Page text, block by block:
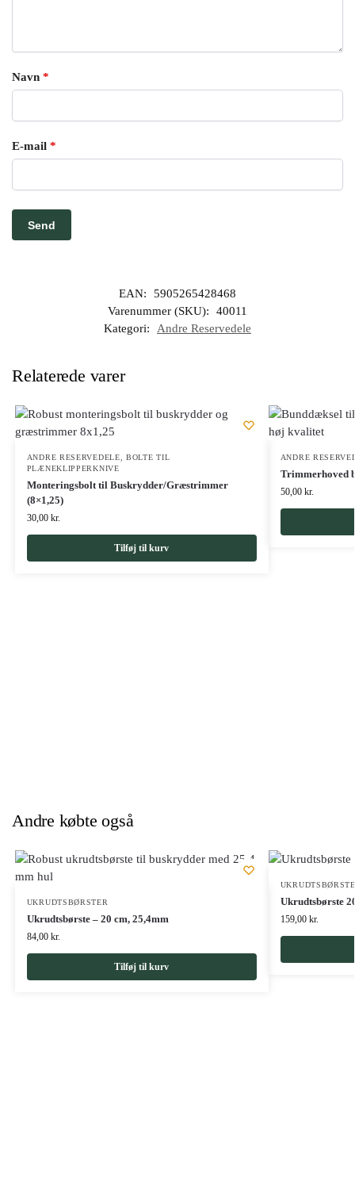
Navn *
E-mail *
EAN:
5905265428468
Varenummer (SKU):
40011
Kategori:
Andre Reservedele
Relaterede varer
ANDRE RESERVEDELE ,BOLTE TIL
PLÆNEKLIPPERKNIVE
Monteringsbolt til Buskrydder/Græstrimmer
(8×1,25)
30,00 kr.
Tilføj til kurv
ANDRE
Trimmerhoved
50,00 kr.
Andre købte også
UKRUDTSBØRSTER
Ukrudtsbørste – 20 cm, 25,4mm
84,00 kr.
Tilføj til kurv
Ukrudtsbørste
159,00 kr.